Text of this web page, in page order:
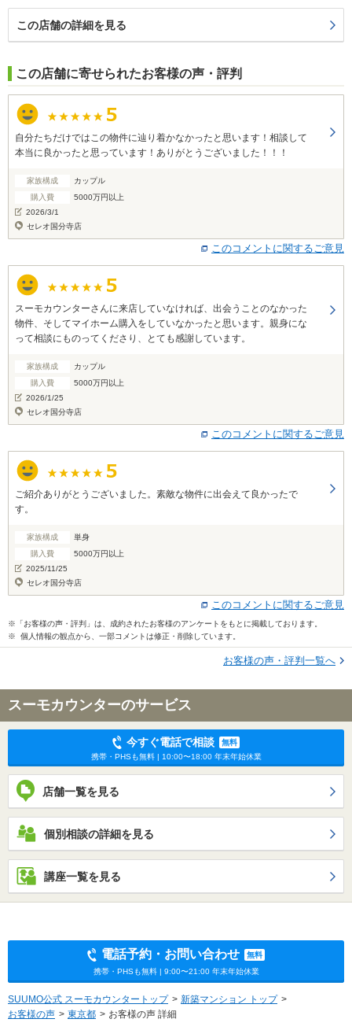
この店舗の詳細を見る
この店舗に寄せられたお客様の声・評判
自分たちだけではこの物件に辿り着かなかったと思います！相談して
本当に良かったと思っています！ありがとうございました！！！
家族構成
カップル
購入費
5000万円以上
2026/3/1
セレオ国分寺店
このコメントに関するご意見
スーモカウンターさんに来店していなければ、出会うことのなかった
物件、そしてマイホーム購入をしていなかったと思います。親身にな
って相談にものってくださり、とても感謝しています。
家族構成
カップル
購入費
5000万円以上
2026/1/25
セレオ国分寺店
このコメントに関するご意見
ご紹介ありがとうございました。素敵な物件に出会えて良かったで
す。
家族構成
単身
購入費
5000万円以上
2025/11/25
セレオ国分寺店
このコメントに関するご意見
※「お客様の声・評判」は、成約されたお客様のアンケートをもとに掲載しております。
※ 個人情報の観点から、一部コメントは修正・削除しています。
お客様の声・評判一覧へ
スーモカウンターのサービス
今すぐ電話で相談
無料
携帯・PHSも無料 | 10:00〜18:00 年末年始休業
店舗一覧を見る
個別相談の詳細を見る
講座一覧を見る
電話予約・お問い合わせ
無料
携帯・PHSも無料 | 9:00〜21:00 年末年始休業
SUUMO公式 スーモカウンタートップ
新築マンション トップ
お客様の声
東京都 お客様の声 詳細